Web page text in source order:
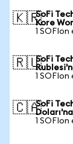
🇰🇷SoFi
Kore
1
🇷🇺SoFi
1
🇨🇦SoFi
Doları'na
1